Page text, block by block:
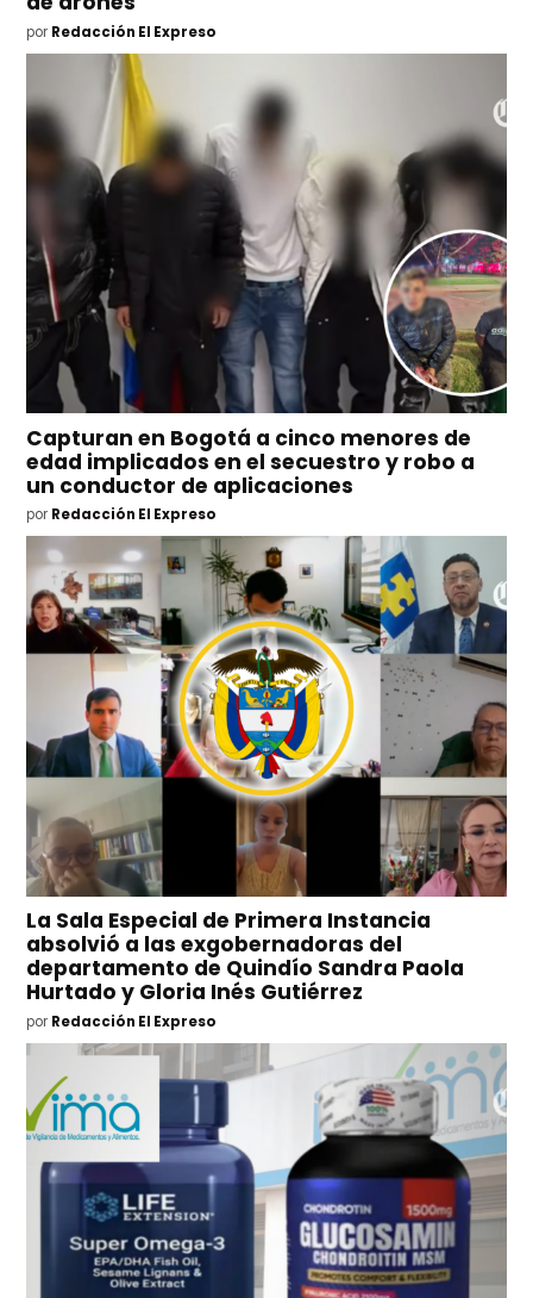
por Redacción El Expreso
Capturan en Bogotá a cinco menores de
edad implicados en el secuestro y robo a
un conductor de aplicaciones
por Redacción El Expreso
La Sala Especial de Primera Instancia
absolvió a las exgobernadoras del
departamento de Quindío Sandra Paola
Hurtado y Gloria Inés Gutiérrez
por Redacción El Expreso